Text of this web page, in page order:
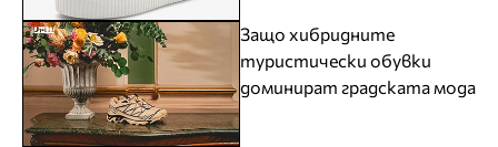
Защо хибридните
туристически обувки
доминират градската мода